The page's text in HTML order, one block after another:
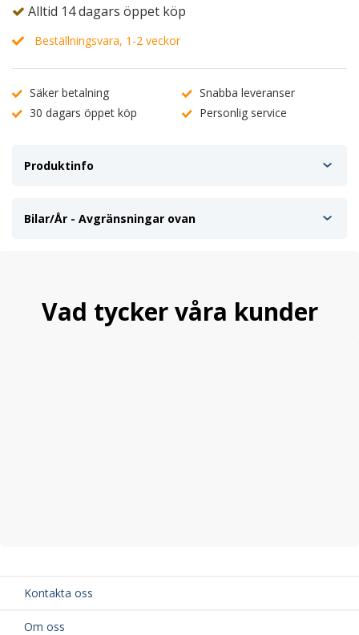
Alltid 14 dagars öppet köp
Beställningsvara, 1-2 veckor
Säker betalning
Snabba leveranser
30 dagars öppet köp
Personlig service
Produktinfo
Bilar/År - Avgränsningar ovan
Vad tycker våra kunder
Kontakta oss
Om oss